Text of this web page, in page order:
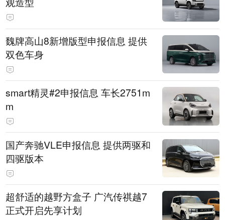
魏牌高山8新增版型申报信息 提供
双色车身
smart精灵#2申报信息 车长2751m
m
国产奔驰VLE申报信息 提供两驱和
四驱版本
超舒适的越野方盒子 广汽传祺越7
正式开启先享计划